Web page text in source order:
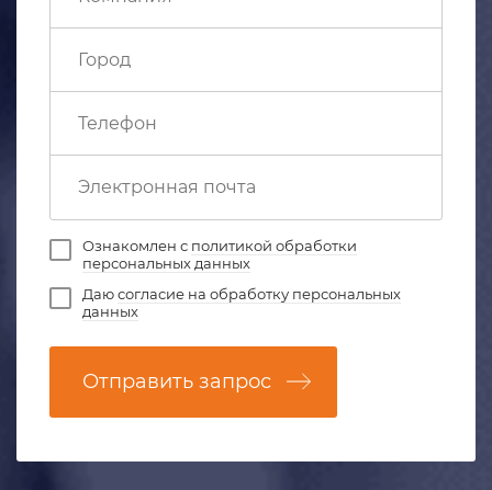
Ознакомлен с политикой обработки
персональных данных
Даюсогласие на обработку персональных
данных
Отправить запрос